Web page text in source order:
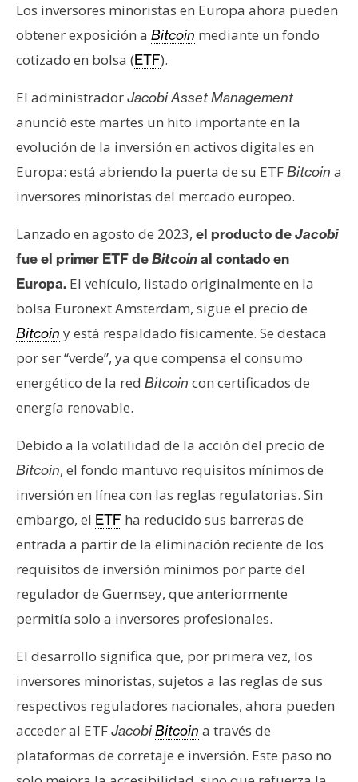
i
s
i
N
o
t
a
d
P
r
e
n
s
a
e
m
s
R
e
c
u
s
o
s
C
o
Los inversores minoristas en Europa ahora pueden
obtener exposición a Bitcoin mediante un fondo
cotizado en bolsa (ETF).
El administradorJacobi Asset Management
anunció este martes un hito importante en la
evolución de la inversión en activos digitales en
Europa: está abriendo la puerta de su ETFBitcoin a
inversores minoristas del mercado europeo.
Lanzado en agosto de 2023, el producto deJacobi
fue el primer ETF deBitcoinal contado en
Europa. El vehículo, listado originalmente en la
bolsa Euronext Amsterdam, sigue el precio de
Bitcoin y está respaldado físicamente. Se destaca
por ser “verde”, ya que compensa el consumo
energético de la red Bitcoin con certificados de
energía renovable.
Debido a la volatilidad de la acción del precio de
Bitcoin, el fondo mantuvo requisitos mínimos de
inversión en línea con las reglas regulatorias. Sin
embargo, el ETF ha reducido sus barreras de
entrada a partir de la eliminación reciente de los
requisitos de inversión mínimos por parte del
regulador de Guernsey, que anteriormente
permitía solo a inversores profesionales.
El desarrollo significa que, por primera vez, los
inversores minoristas, sujetos a las reglas de sus
respectivos reguladores nacionales, ahora pueden
acceder al ETFJacobiBitcoin a través de
plataformas de corretaje e inversión. Este paso no